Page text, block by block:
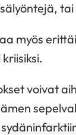
myös
voivat